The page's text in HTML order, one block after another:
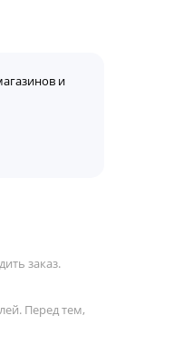
и
заказ.
Перед тем,